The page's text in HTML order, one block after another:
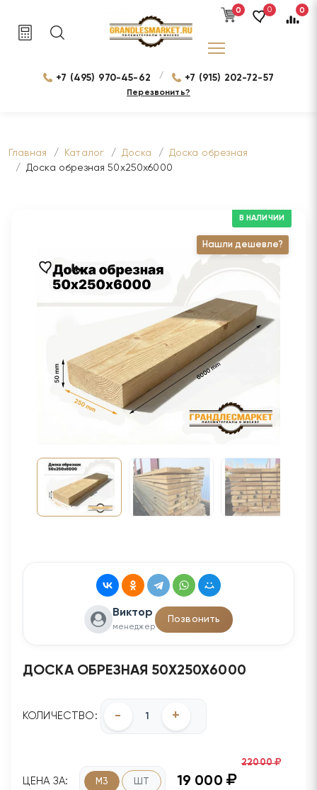
0 0 0
+7 (495) 970-45-62 / +7 (915) 202-72-57
Перезвонить?
Главная Каталог Доска
Доска обрезная
Доска обрезная 50х250х6000
Нашли дешевле?
В НАЛИЧИИ
Виктор
менеджер
Позвонить
ДОСКА ОБРЕЗНАЯ 50Х250Х6000
ЦЕНА ЗА: М3 ШТ 19 000
22000
КОЛИЧЕСТВО: - +